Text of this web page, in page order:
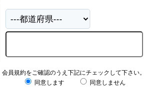
会員規約をご確認のうえ下記にチェックして下さい。
同意します
同意しません